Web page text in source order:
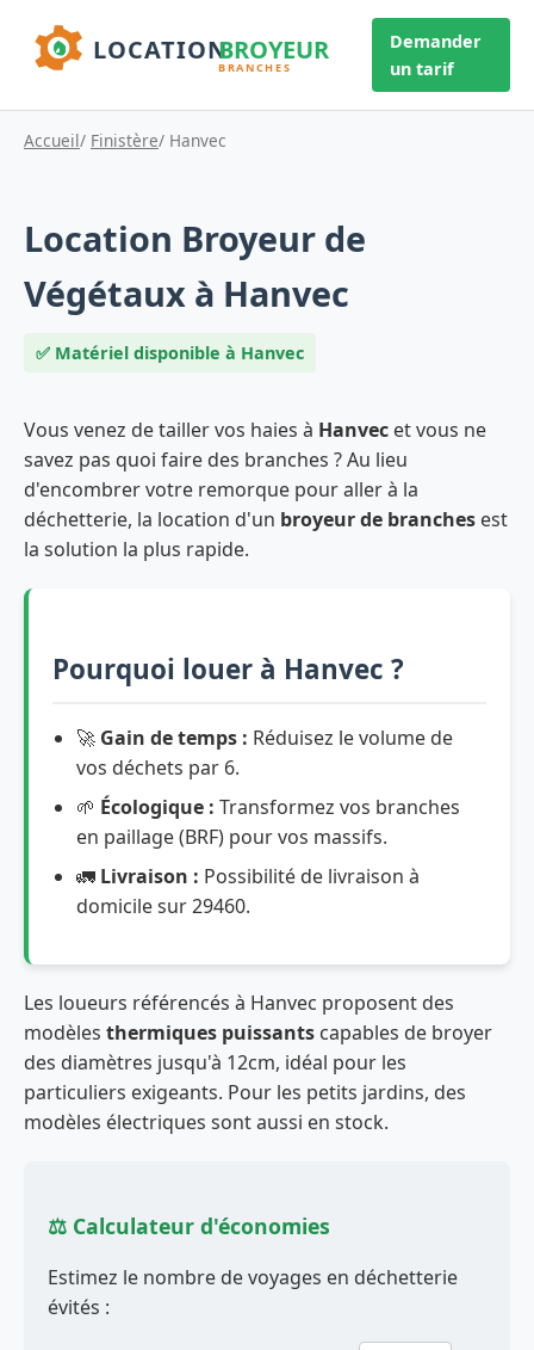
Demander
un tarif
Accueil/ Finistère/ Hanvec
Location Broyeur de
Végétaux à Hanvec
✅ Matériel disponible à Hanvec
Vous venez de tailler vos haies à Hanvec et vous ne
savez pas quoi faire des branches ? Au lieu
d'encombrer votre remorque pour aller à la
déchetterie, la location d'un broyeur de branches est
la solution la plus rapide.
Pourquoi louer à Hanvec ?
🚀 Gain de temps : Réduisez le volume de
vos déchets par 6.
🌱 Écologique : Transformez vos branches
en paillage (BRF) pour vos massifs.
🚛 Livraison : Possibilité de livraison à
domicile sur 29460.
Les loueurs référencés à Hanvec proposent des
modèles thermiques puissants capables de broyer
des diamètres jusqu'à 12cm, idéal pour les
particuliers exigeants. Pour les petits jardins, des
modèles électriques sont aussi en stock.
⚖️ Calculateur d'économies
Estimez le nombre de voyages en déchetterie
évités :